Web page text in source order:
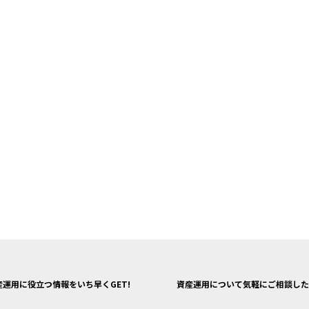
運用に役立つ情報をいち早くGET! 資産運用について気軽にご相談し